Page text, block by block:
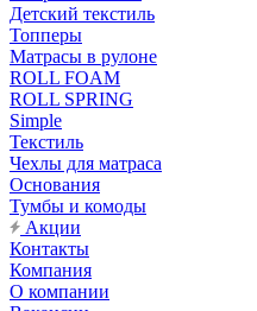
Детский текстиль
Топперы
Матрасы в рулоне
ROLL FOAM
ROLL SPRING
Simple
Текстиль
Чехлы для матраса
Основания
Тумбы и комоды
Акции
Контакты
Компания
О компании